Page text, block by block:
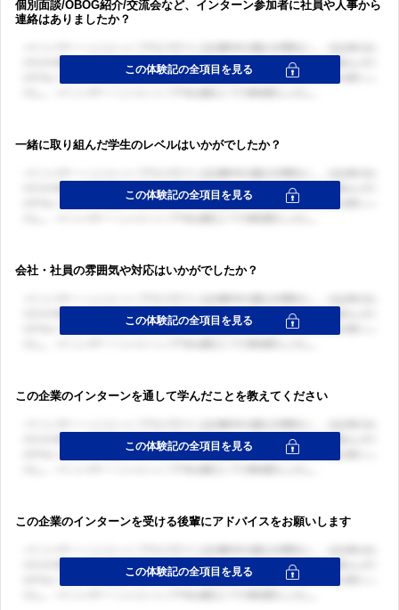
個別面談/OBOG紹介/交流会など、インターン参加者に社員や人事から
連絡はありましたか？
一緒に取り組んだ学生のレベルはいかがでしたか？
会社・社員の雰囲気や対応はいかがでしたか？
この企業のインターンを通して学んだことを教えてください
この企業のインターンを受ける後輩にアドバイスをお願いします
ログイン・会員登録